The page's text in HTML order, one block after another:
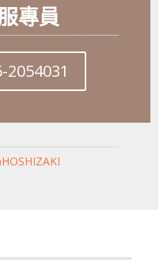
專員
2054031